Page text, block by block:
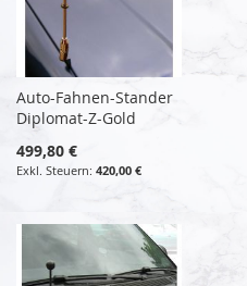
Auto-Fahnen-Stander
Diplomat-Z-Gold
499,80 €
420,00 €